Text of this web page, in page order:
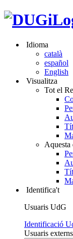
Idioma
català
español
English
Visualitza
Tot el
Aquesta
Identifica't
Usuaris UdG
Identificació
Usuaris externs